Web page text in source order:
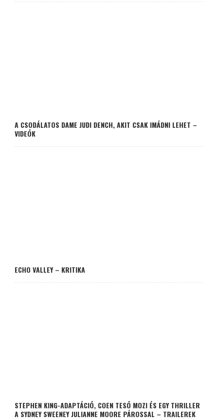
A CSODÁLATOS DAME JUDI DENCH, AKIT CSAK IMÁDNI LEHET –
VIDEÓK
ECHO VALLEY – KRITIKA
STEPHEN KING-ADAPTÁCIÓ, COEN TESÓ MOZI ÉS EGY THRILLER
A SYDNEY SWEENEY JULIANNE MOORE PÁROSSAL – TRAILEREK